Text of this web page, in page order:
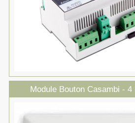
Module Bouton Casambi -